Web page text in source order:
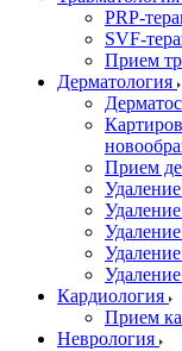
PRP-
SVF-
Прием
Дерматология
Прием
Кардиология
Прием
Неврология